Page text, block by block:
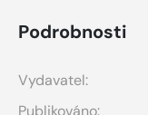
Podrobnosti
Vydavatel:
Publikováno: